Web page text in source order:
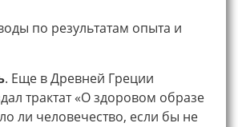
по результатам опыта и
. Еще в Древней Греции
трактат «О здоровом образе
ли человечество, если бы не